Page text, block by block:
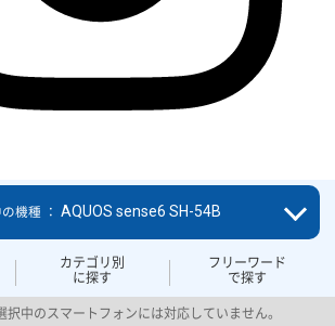
カテゴリ別
に探す
フリーワード
で探す
機種 ： AQUOS sense6 SH-54B
択中のスマートフォンには対応していません。